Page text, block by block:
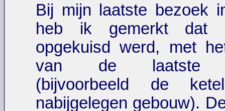
Bij mijn laatste bezoek
heb ik gemerkt dat
opgekuisd werd, met
van de laatste
(bijvoorbeeld de
nabijgelegen gebouw).